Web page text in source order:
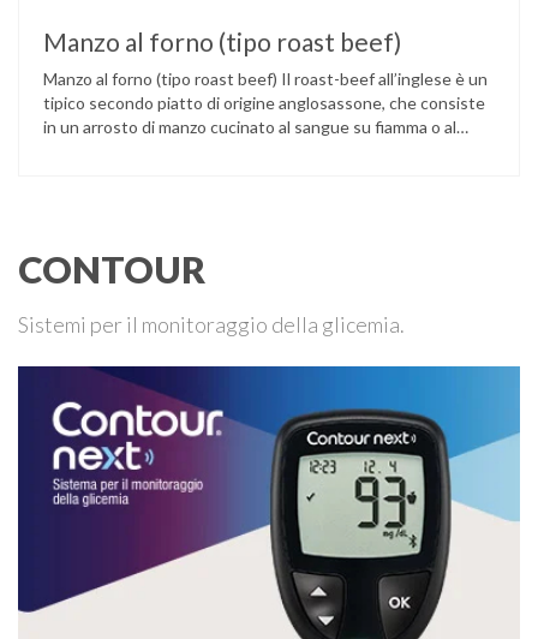
Manzo al forno (tipo roast beef)
Manzo al forno (tipo roast beef) Il roast-beef all’inglese è un
tipico secondo piatto di origine anglosassone, che consiste
in un arrosto di manzo cucinato al sangue su fiamma o al
CONTOUR
Sistemi per il monitoraggio della glicemia.